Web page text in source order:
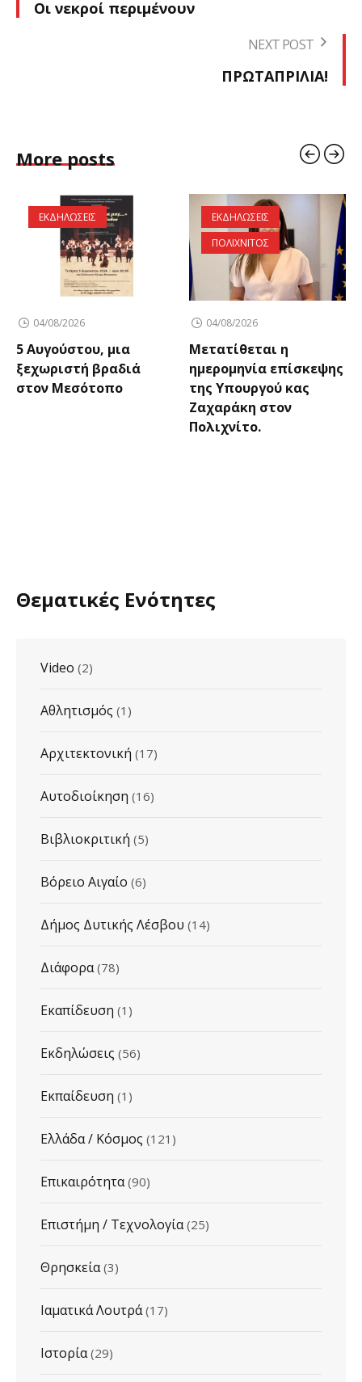
Οι νεκροί περιμένουν
NEXT POST
ΠΡΩΤΑΠΡΙΛΙΑ!
More posts
ΕΚΔΗΛΩΣΕΙΣ
04/08/2026
5 Αυγούστου, μια
ξεχωριστή βραδιά
στον Μεσότοπο
ΕΚΔΗΛΩΣΕΙΣ
ΠΟΛΙΧΝΙΤΟΣ
04/08/2026
Μετατίθεται η
ημερομηνία επίσκεψης
της Υπουργού κας
Ζαχαράκη στον
Πολιχνίτο.
Θεματικές Ενότητες
Video (2)
Αθλητισμός (1)
Αρχιτεκτονική (17)
Αυτοδιοίκηση (16)
Βιβλιοκριτική (5)
Βόρειο Αιγαίο (6)
Δήμος Δυτικής Λέσβου (14)
Διάφορα (78)
Εκαπίδευση (1)
Εκδηλώσεις (56)
Εκπαίδευση (1)
Ελλάδα / Κόσμος (121)
Επικαιρότητα (90)
Επιστήμη / Τεχνολογία (25)
Θρησκεία (3)
Ιαματικά Λουτρά (17)
Ιστορία (29)